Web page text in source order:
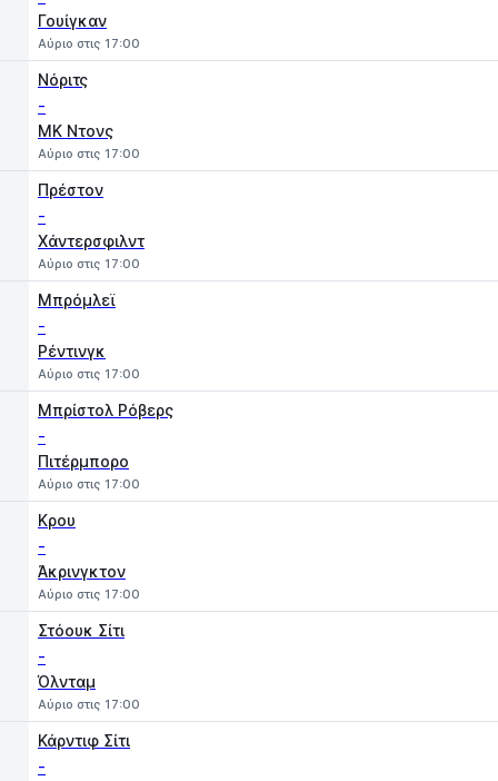
Γουίγκαν
Αύριο στις 17:00
Νόριτς
-
MK Ντονς
Αύριο στις 17:00
Πρέστον
-
Χάντερσφιλντ
Αύριο στις 17:00
Μπρόμλεϊ
-
Ρέντινγκ
Αύριο στις 17:00
Μπρίστολ Ρόβερς
-
Πιτέρμπορο
Αύριο στις 17:00
Κρου
-
Άκρινγκτον
Αύριο στις 17:00
Στόουκ Σίτι
-
Όλνταμ
Αύριο στις 17:00
Κάρντιφ Σίτι
-